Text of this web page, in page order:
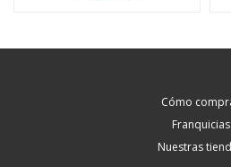
Cómo
Franquicias
Nuestras